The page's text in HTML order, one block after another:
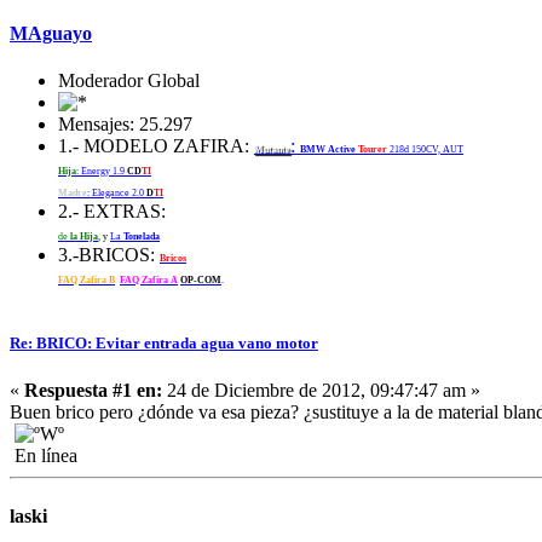
MAguayo
Moderador Global
Mensajes: 25.297
1.- MODELO ZAFIRA:
Mutante: BMW Active Tourer 218d 150CV, AUT
Hija: Energy 1.9 CDTI
Madre: Elegance 2.0 DTI
2.- EXTRAS:
de la Hija, y La Tonelada
3.-BRICOS: Bricos
FAQ Zafira B FAQ Zafira A OP-COM.
Re: BRICO: Evitar entrada agua vano motor
« Respuesta #1 en: 24 de Diciembre de 2012, 09:47:47 am »
Buen brico pero ¿dónde va esa pieza? ¿sustituye a la de material
En línea
laski